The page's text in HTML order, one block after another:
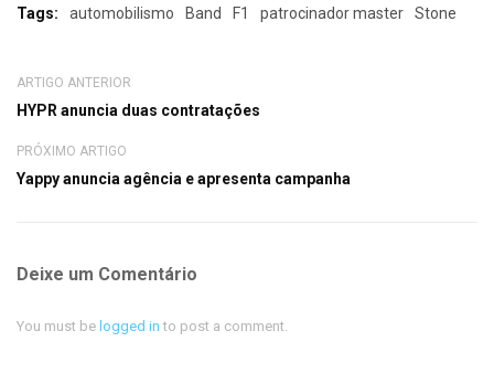
Tags: automobilismo Band F1 patrocinador master Stone
ARTIGO ANTERIOR
HYPR anuncia duas contratações
PRÓXIMO ARTIGO
Yappy anuncia agência e apresenta campanha
Deixe um Comentário
You must be logged in to post a comment.